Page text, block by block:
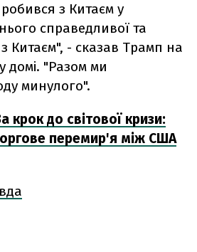
з Китаєм у
справедливої ​​та
з Китаєм", - сказав Трамп на
домі. "Разом ми
минулого".
крок до світової кризи:
перемир'я між США